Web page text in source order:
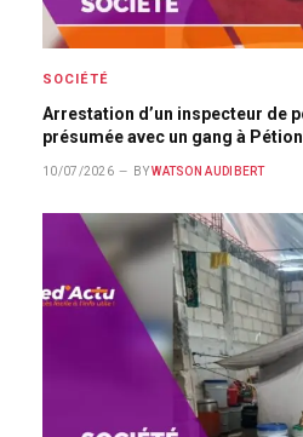
SOCIÉTÉ
Arrestation d’un inspecteur de
présumée avec un gang à
10/07/2026 BY WATSON AUDIBERT